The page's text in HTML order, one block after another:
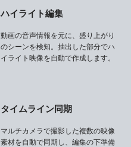
ハイライト編集
動画の音声情報を元に、盛り上がり
のシーンを検知。抽出した部分でハ
イライト映像を自動で作成します。
タイムライン同期
マルチカメラで撮影した複数の映像
素材を自動で同期し、編集の下準備